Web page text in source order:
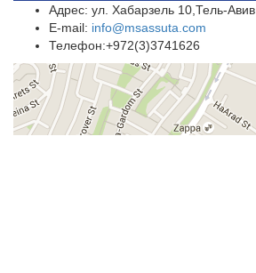
Адрес: ул. Хабарзель 10,Тель-Авив
E-mail: info@msassuta.com
Телефон:+972(3)3741626